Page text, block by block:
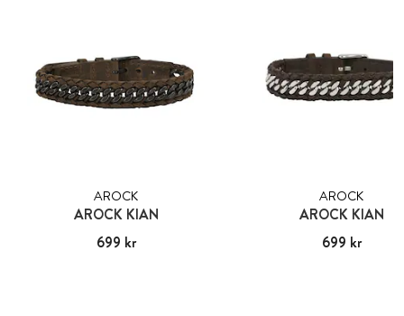
AROCK
AROCK KIAN
Pris:699 kr
699 kr
AROCK
AROCK KIAN
Pris:699 kr
699 kr